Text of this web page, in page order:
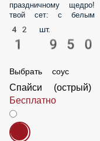
праздничному
твой сет: с белым
42 шт.
1 950
Выбрать соус
Спайси (острый)
Бесплатно